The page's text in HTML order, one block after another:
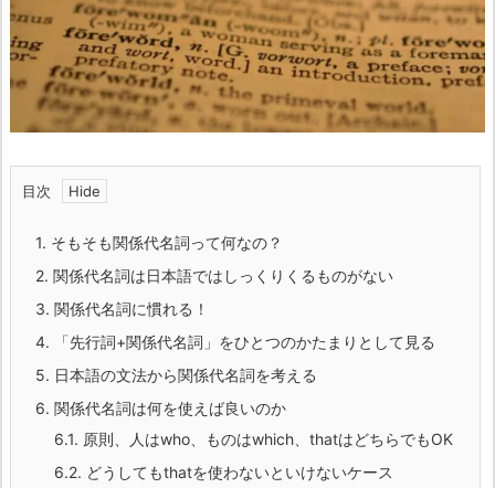
目次
1. そもそも関係代名詞って何なの？
2. 関係代名詞は日本語ではしっくりくるものがない
3. 関係代名詞に慣れる！
4. 「先行詞+関係代名詞」をひとつのかたまりとして見る
5. 日本語の文法から関係代名詞を考える
6. 関係代名詞は何を使えば良いのか
6.1. 原則、人はwho、ものはwhich、thatはどちらでもOK
6.2. どうしてもthatを使わないといけないケース